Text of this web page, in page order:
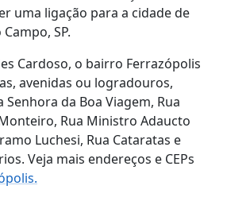
uma ligação para a cidade de
SP.
Cardoso, o bairro Ferrazópolis
avenidas ou logradouros,
Senhora da Boa Viagem, Rua
Rua Ministro Adaucto
Luchesi, Rua Cataratas e
Veja mais endereços e CEPs